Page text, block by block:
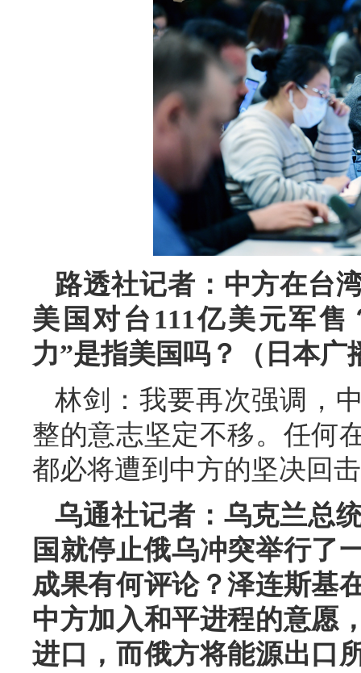
路透社记者：中方在台
美国对台111亿美元军
力”是指美国吗？（日本广
林剑：我要再次强调，
整的意志坚定不移。任何
都必将遭到中方的坚决回
乌通社记者：乌克兰总
国就停止俄乌冲突举行了
成果有何评论？泽连斯基
中方加入和平进程的意愿
进口，而俄方将能源出口